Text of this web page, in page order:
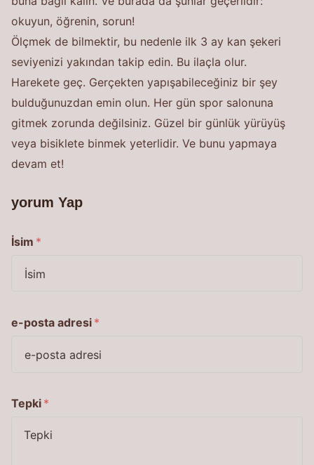
okuyun, öğrenin, sorun!
Ölçmek de bilmektir, bu nedenle ilk 3 ay kan şekeri
seviyenizi yakından takip edin. Bu ilaçla olur.
Harekete geç. Gerçekten yapışabileceğiniz bir şey
bulduğunuzdan emin olun. Her gün spor salonuna
gitmek zorunda değilsiniz. Güzel bir günlük yürüyüş
veya bisiklete binmek yeterlidir. Ve bunu yapmaya
devam et!
yorum Yap
İsim *
e-posta adresi *
Tepki *